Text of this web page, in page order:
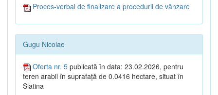
Proces-verbal de finalizare a procedurii de vânzare
Gugu Nicolae
Oferta nr. 5 publicată în data: 23.02.2026, pentru
teren arabil în suprafață de 0.0416 hectare, situat în
Slatina